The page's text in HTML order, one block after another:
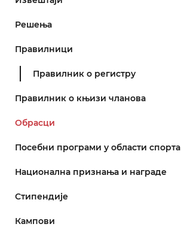
Решења
Правилници
Правилник о регистру
Правилник о књизи чланова
Обрасци
Посебни програми у области спорта
Национална признања и награде
Стипендије
Кампови